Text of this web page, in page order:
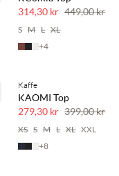
314,30 kr 449,00 kr
S M L XL
+4
SAVE20
30 % rabatt
Kaffe
KAOMI Top
279,30 kr 399,00 kr
XS S M L XL XXL
+8